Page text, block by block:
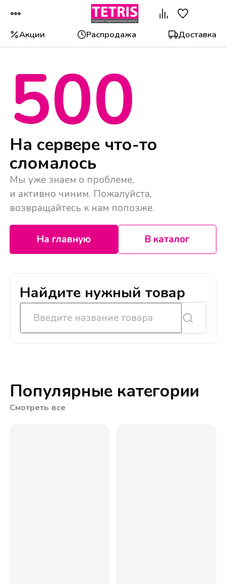
Акции Распродажа Доставка
500
На сервере что-то
сломалось
Мы уже знаем о проблеме,
и активно чиним. Пожалуйста,
возвращайтесь к нам попозже.
На главную В каталог
Найдите нужный товар
Популярные категории
Смотреть все